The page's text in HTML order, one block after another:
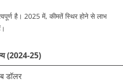
है। 2025 में, कीमतें स्थिर होने से लाभ
(2024-25)
डॉलर